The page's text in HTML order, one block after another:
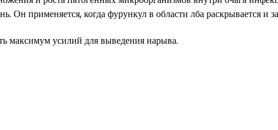
Он применяется, когда фурункул в области лба раскрывается и
максимум усилий для выведения нарыва.